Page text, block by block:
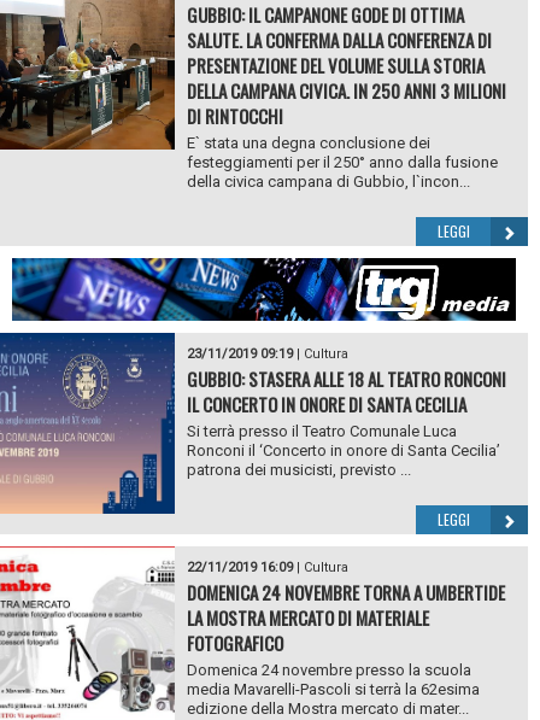
GUBBIO: IL CAMPANONE GODE DI OTTIMA
SALUTE. LA CONFERMA DALLA CONFERENZA DI
PRESENTAZIONE DEL VOLUME SULLA STORIA
DELLA CAMPANA CIVICA. IN 250 ANNI 3 MILIONI
DI RINTOCCHI
E` stata una degna conclusione dei
festeggiamenti per il 250° anno dalla fusione
della civica campana di Gubbio, l`incon...
LEGGI
23/11/2019 09:19| Cultura
GUBBIO: STASERA ALLE 18 AL TEATRO RONCONI
IL CONCERTO IN ONORE DI SANTA CECILIA
Si terrà presso il Teatro Comunale Luca
Ronconi il ‘Concerto in onore di Santa Cecilia’
patrona dei musicisti, previsto ...
LEGGI
22/11/2019 16:09| Cultura
DOMENICA 24 NOVEMBRE TORNA A UMBERTIDE
LA MOSTRA MERCATO DI MATERIALE
FOTOGRAFICO
Domenica 24 novembre presso la scuola
media Mavarelli-Pascoli si terrà la 62esima
edizione della Mostra mercato di mater...